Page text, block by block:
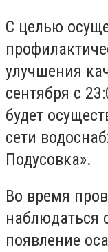
С целью
улучшения
сентября с
будет
сети
Подусовка».
Во время
наблюдаться
появление